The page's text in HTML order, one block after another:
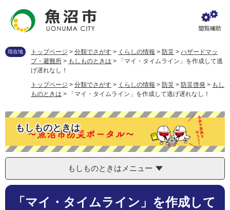
先
を
文
現在地 トップページ > 分類でさがす > くらしの情報 > 防災 > ハザードマッ
プ・避難所 > もしものときは >
「マイ・タイムライン」を作成して逃
げ遅れなし！
トップページ > 分類でさがす > くらしの情報 > 防災 > 防災啓発 > もし
ものときは > 「マイ・タイムライン」を作成して逃げ遅れなし！
もしものときは
もしものときはメニュー
本
「マイ・タイムライン」を作成して